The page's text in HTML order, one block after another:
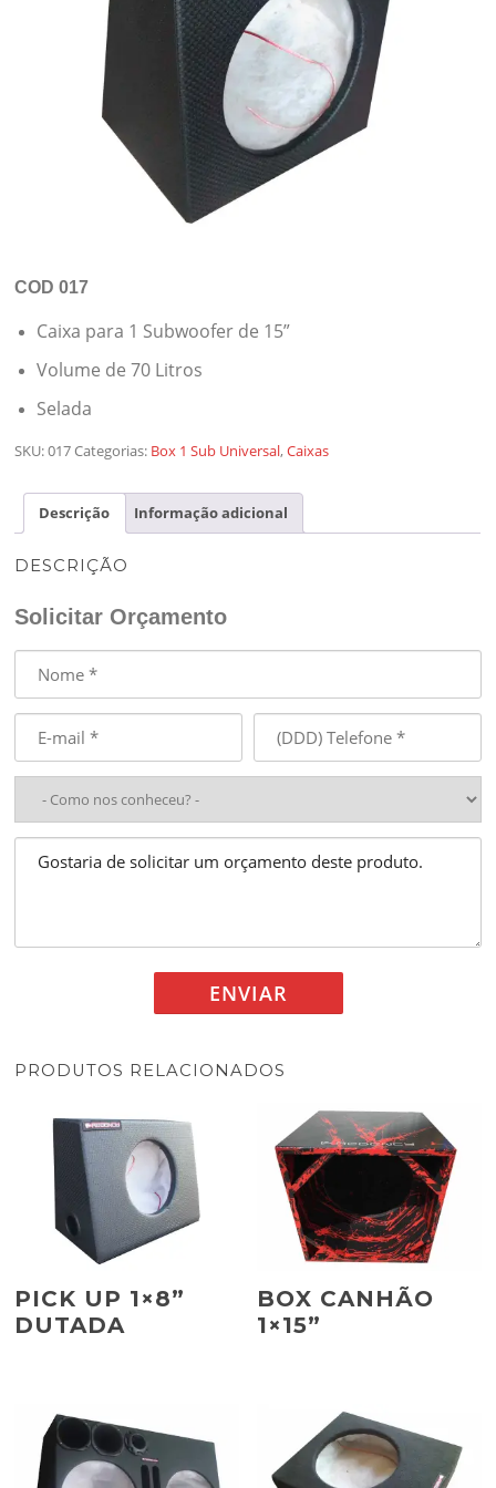
COD 017
Caixa para 1 Subwoofer de 15”
Volume de 70 Litros
Selada
SKU:017Categorias: Box 1 Sub Universal,Caixas
Descrição Informação adicional
DESCRIÇÃO
Solicitar Orçamento
PRODUTOS RELACIONADOS
PICK UP 1×8”
DUTADA
BOX CANHÃO
1×15”